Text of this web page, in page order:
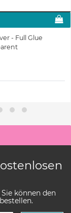
- Full Glue
können den